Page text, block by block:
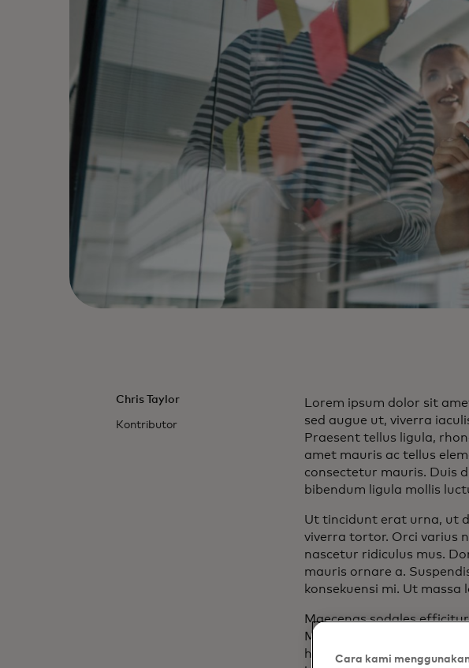
Chris Taylor
Kontributor
Lorem ipsum dolor sit
sed augue ut, viverra
Praesent tellus ligula,
amet mauris ac tellus
consectetur mauris. Duis
bibendum ligula mollis
Ut tincidunt erat urna, ut
viverra tortor. Orci varius
nascetur ridiculus mus.
mauris ornare a.
konsekuensi mi. Ut
Maecenas sodales
Mauris nulla diam, porta
hendrerit orci. Kelas
Cara kami